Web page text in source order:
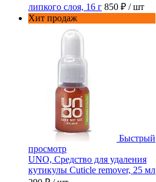
липкого слоя, 16 г 850 ₽ / шт
Хит продаж
Быстрый
просмотр
UNO, Средство для удаления
кутикулы Cuticle remover, 25 мл